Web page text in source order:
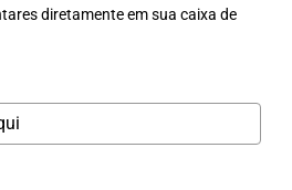
diretamente em sua caixa de